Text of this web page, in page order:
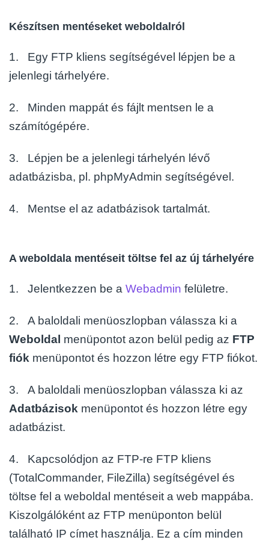
Készítsen mentéseket weboldalról
1. Egy FTP kliens segítségével lépjen be a
jelenlegi tárhelyére.
2. Minden mappát és fájlt mentsen le a
számítógépére.
3. Lépjen be a jelenlegi tárhelyén lévő
adatbázisba, pl. phpMyAdmin segítségével.
4. Mentse el az adatbázisok tartalmát.
A weboldala mentéseit töltse fel az új tárhelyére
1. Jelentkezzen be a Webadmin felületre.
2. A baloldali menüoszlopban válassza ki a
Weboldal menüpontot azon belül pedig az FTP
fiók menüpontot és hozzon létre egy FTP fiókot.
3. A baloldali menüoszlopban válassza ki az
Adatbázisok menüpontot és hozzon létre egy
adatbázist.
4. Kapcsolódjon az FTP-re FTP kliens
(TotalCommander, FileZilla) segítségével és
töltse fel a weboldal mentéseit a web mappába.
Kiszolgálóként az FTP menüponton belül
található IP címet használja. Ez a cím minden